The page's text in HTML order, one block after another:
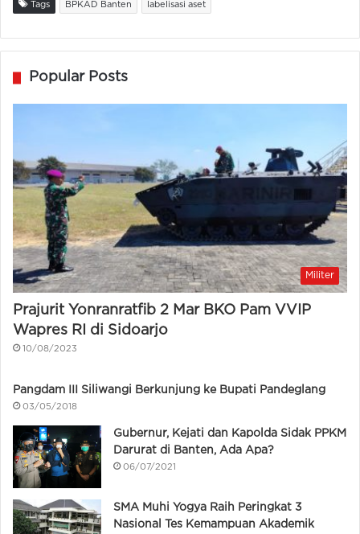
Tags BPKAD Banten labelisasi aset
Popular Posts
Militer
Prajurit Yonranratfib 2 Mar BKO Pam VVIP
Wapres RI di Sidoarjo
10/08/2023
Pangdam III Siliwangi Berkunjung ke Bupati Pandeglang
03/05/2018
Gubernur, Kejati dan Kapolda Sidak PPKM
Darurat di Banten, Ada Apa?
06/07/2021
SMA Muhi Yogya Raih Peringkat 3
Nasional Tes Kemampuan Akademik